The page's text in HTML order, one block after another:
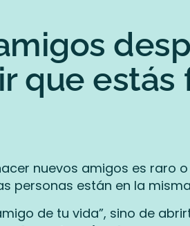
que estás
nuevos amigos es raro
personas están en la
de tu vida”, sino de